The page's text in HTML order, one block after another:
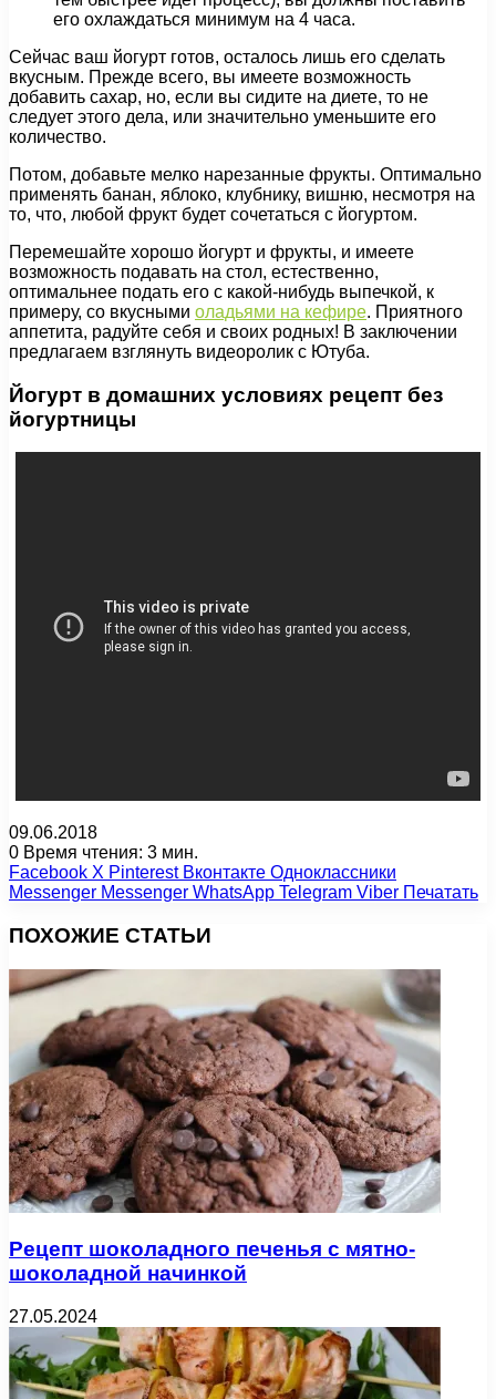
его охлаждаться минимум на 4 часа.
Сейчас ваш йогурт готов, осталось лишь его сделать
вкусным. Прежде всего, вы имеете возможность
добавить сахар, но, если вы сидите на диете, то не
следует этого дела, или значительно уменьшите его
количество.
Потом, добавьте мелко нарезанные фрукты. Оптимально
применять банан, яблоко, клубнику, вишню, несмотря на
то, что, любой фрукт будет сочетаться с йогуртом.
Перемешайте хорошо йогурт и фрукты, и имеете
возможность подавать на стол, естественно,
оптимальнее подать его с какой-нибудь выпечкой, к
примеру, со вкусными оладьями на кефире. Приятного
аппетита, радуйте себя и своих родных! В заключении
предлагаем взглянуть видеоролик с Ютуба.
Йогурт в домашних условиях рецепт без
йогуртницы
09.06.2018
0 Время чтения: 3 мин.
Facebook X Pinterest Вконтакте Одноклассники
Messenger Messenger WhatsApp Telegram Viber Печатать
ПОХОЖИЕ СТАТЬИ
Рецепт шоколадного печенья с мятно-
шоколадной начинкой
27.05.2024